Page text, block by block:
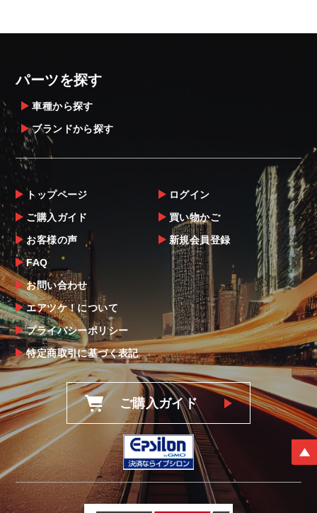
パーツを探す
車種から探す
ブランドから探す
トップページ
ご購入ガイド
お客様の声
FAQ
お問い合わせ
エアツケ！について
プライバシーポリシー
特定商取引に基づく表記
ログイン
買い物かご
新規会員登録
ご購入ガイド